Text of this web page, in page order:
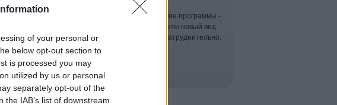
of your personal or
below opt-out section to
is processed you may
utilized by us or personal
separately opt-out of the
IAB’s list of downstream
Троянские программы, кейлоггеры, шпионские программы -
эти и другие типы вредоносного ПО воплотили новый вид
преступлений, раскрытие которых крайне затруднительно.
Помните: это действительно опасно.